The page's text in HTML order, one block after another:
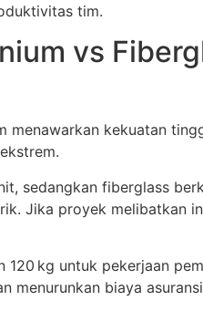
tim.
vs
menawarkan kekuatan
sedangkan fiberglass
Jika proyek melibatkan
kg untuk pekerjaan
menurunkan biaya